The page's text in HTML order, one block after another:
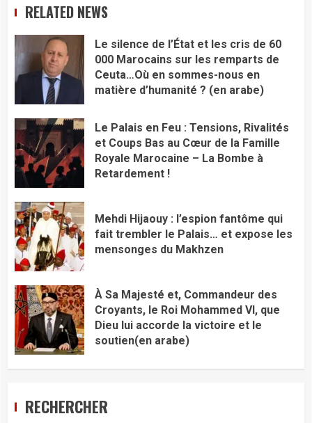
RELATED NEWS
Le silence de l’État et les cris de 60
000 Marocains sur les remparts de
Ceuta…Où en sommes-nous en
matière d’humanité ? (en arabe)
Le Palais en Feu : Tensions, Rivalités
et Coups Bas au Cœur de la Famille
Royale Marocaine – La Bombe à
Retardement !
Mehdi Hijaouy : l’espion fantôme qui
fait trembler le Palais… et expose les
mensonges du Makhzen
À Sa Majesté et, Commandeur des
Croyants, le Roi Mohammed VI, que
Dieu lui accorde la victoire et le
soutien(en arabe)
RECHERCHER